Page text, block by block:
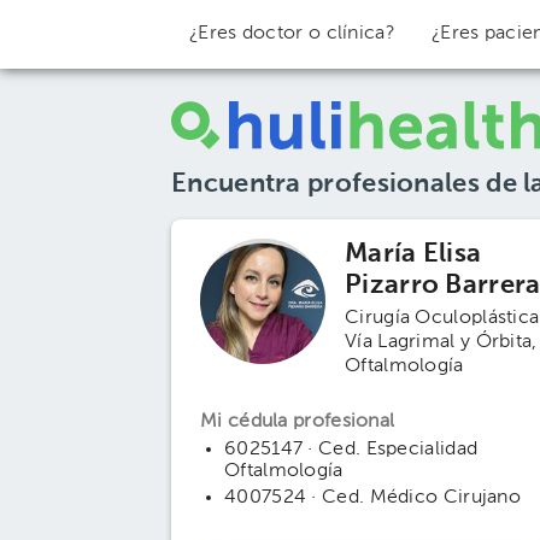
¿Eres doctor o clínica? ¿Eres
Encuentra profesionales de
María Elisa
Pizarro Barrera
Cirugía Oculoplástica
Vía Lagrimal y Órbita
Oftalmología
Mi cédula profesional
6025147 · Ced. Especialidad
Oftalmología
4007524 · Ced. Médico Cirujano